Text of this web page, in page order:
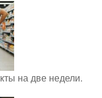
на две недели.